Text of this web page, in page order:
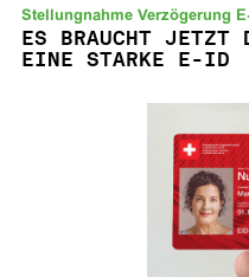
Stellungnahme Verzögerung
ES BRAUCHT JETZT
EINE STARKE E-ID